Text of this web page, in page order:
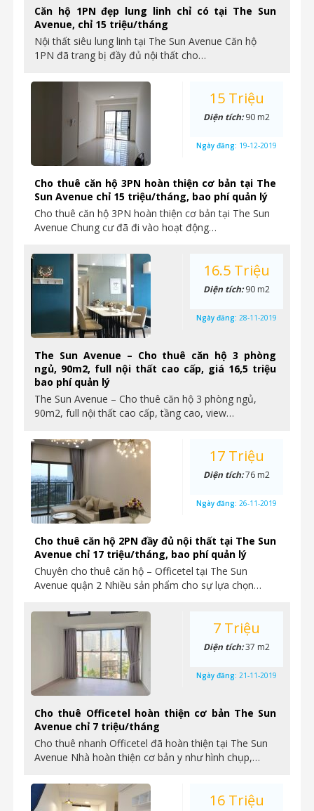
Căn hộ 1PN đẹp lung linh chỉ có tại The Sun
Avenue, chỉ 15 triệu/tháng
Nội thất siêu lung linh tại The Sun Avenue Căn hộ
1PN đã trang bị đầy đủ nội thất cho…
Cho thuê căn hộ 3PN hoàn thiện cơ bản tại The
Sun Avenue chỉ 15 triệu/tháng, bao phí quản lý
Cho thuê căn hộ 3PN hoàn thiện cơ bản tại The Sun
Avenue Chung cư đã đi vào hoạt động…
15 Triệu
Diện tích:90 m2
Ngày đăng: 19-12-2019
The Sun Avenue – Cho thuê căn hộ 3 phòng
ngủ, 90m2, full nội thất cao cấp, giá 16,5 triệu
bao phí quản lý
The Sun Avenue – Cho thuê căn hộ 3 phòng ngủ,
90m2, full nội thất cao cấp, tầng cao, view…
16.5 Triệu
Diện tích:90 m2
Ngày đăng: 28-11-2019
Cho thuê căn hộ 2PN đầy đủ nội thất tại The Sun
Avenue chỉ 17 triệu/tháng, bao phí quản lý
Chuyên cho thuê căn hộ – Officetel tại The Sun
Avenue quận 2 Nhiều sản phẩm cho sự lựa chọn…
17 Triệu
Diện tích:76 m2
Ngày đăng: 26-11-2019
Cho thuê Officetel hoàn thiện cơ bản The Sun
Avenue chỉ 7 triệu/tháng
Cho thuê nhanh Officetel đã hoàn thiện tại The Sun
Avenue Nhà hoàn thiện cơ bản y như hình chụp,…
7 Triệu
Diện tích:37 m2
Ngày đăng: 21-11-2019
16 Triệu